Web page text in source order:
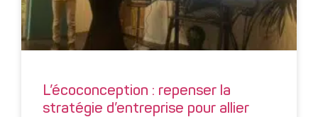
L’écoconception : repenser la
stratégie d’entreprise pour allier